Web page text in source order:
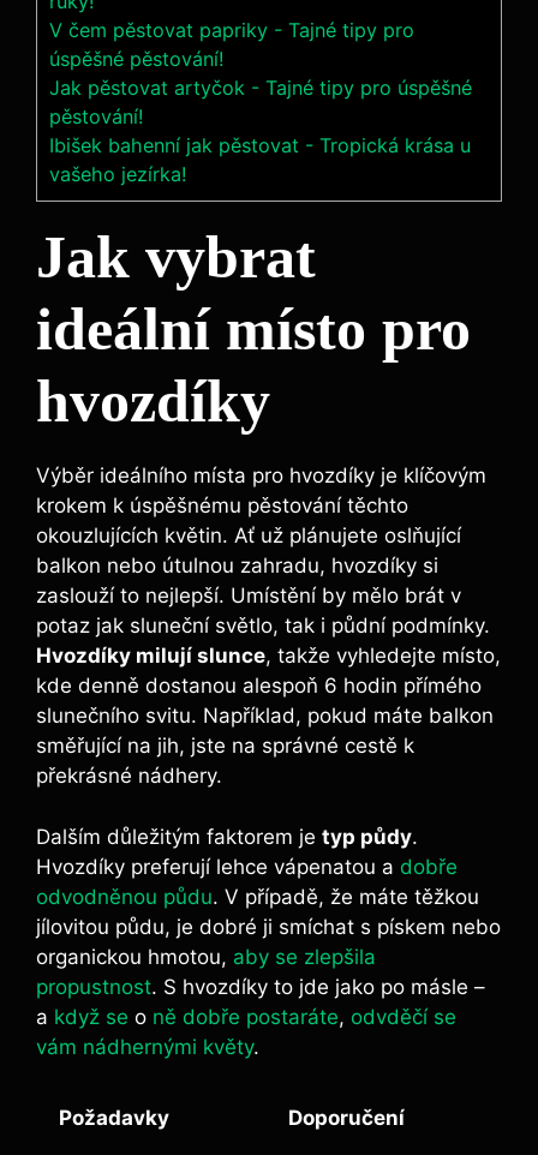
V čem pěstovat papriky - Tajné tipy pro
úspěšné pěstování!
Jak pěstovat artyčok - Tajné tipy pro úspěšné
pěstování!
Ibišek bahenní jak pěstovat - Tropická krása u
vašeho jezírka!
Jak vybrat
ideální místo pro
hvozdíky
Výběr ideálního místa pro hvozdíky je klíčovým
krokem k úspěšnému pěstování těchto
okouzlujících květin. Ať už plánujete oslňující
balkon nebo útulnou zahradu, hvozdíky si
zaslouží to nejlepší. Umístění by mělo brát v
potaz jak sluneční světlo, tak i půdní podmínky.
Hvozdíky milují slunce, takže vyhledejte místo,
kde denně dostanou alespoň 6 hodin přímého
slunečního svitu. Například, pokud máte balkon
směřující na jih, jste na správné cestě k
překrásné nádhery.
Dalším důležitým faktorem je typ půdy.
Hvozdíky preferují lehce vápenatou a dobře
odvodněnou půdu. V případě, že máte těžkou
jílovitou půdu, je dobré ji smíchat s pískem nebo
organickou hmotou, aby se zlepšila
propustnost. S hvozdíky to jde jako po másle –
a když se o ně dobře postaráte, odvděčí se
vám nádhernými květy.
Požadavky Doporučení